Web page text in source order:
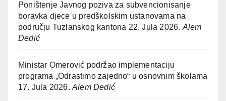
Poništenje Javnog poziva za subvencionisanje
boravka djece u predškolskim ustanovama na
području Tuzlanskog kantona 22. Jula 2026. Alem
Dedić
Ministar Omerović podržao implementaciju
programa „Odrastimo zajedno“ u osnovnim školama
17. Jula 2026. Alem Dedić